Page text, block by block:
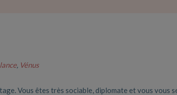
, Vénus
Vous êtes très sociable, diplomate et vous vous